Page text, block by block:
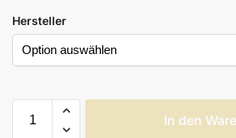
Hersteller
In den